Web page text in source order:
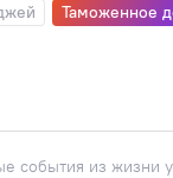
Таможенное
события из жизни